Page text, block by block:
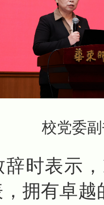
校党委
时表示
拥有卓